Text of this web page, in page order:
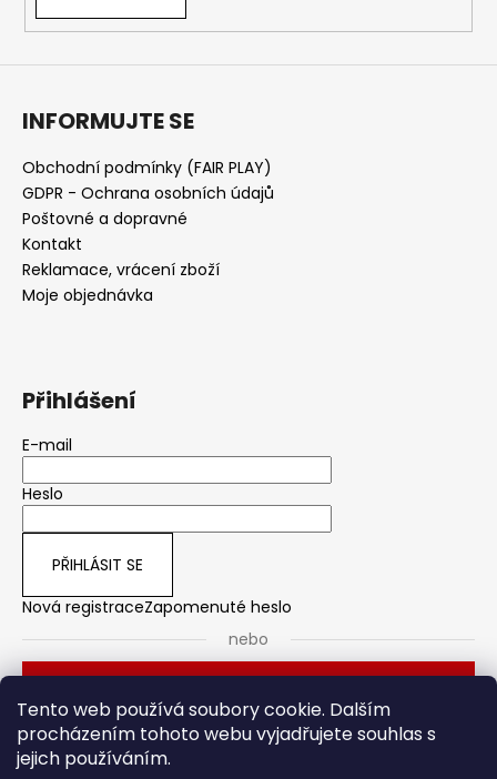
Tento web používá soubory cookie. Dalším
procházením tohoto webu vyjadřujete souhlas s
jejich používáním.
INFORMUJTE SE
Obchodní podmínky (FAIR PLAY)
GDPR - Ochrana osobních údajů
Poštovné a dopravné
Kontakt
Reklamace, vrácení zboží
Moje objednávka
Přihlášení
E-mail
Heslo
PŘIHLÁSIT SE
Nová registraceZapomenuté heslo
nebo